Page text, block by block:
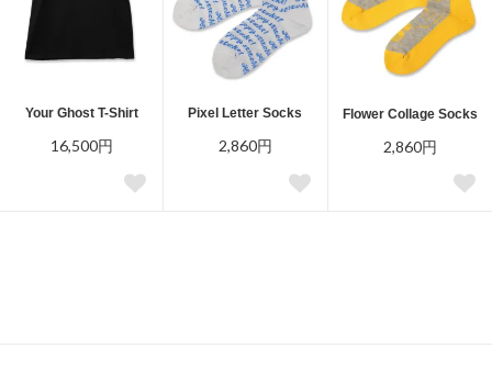
Your Ghost T-Shirt
16,500円
Pixel Letter Socks
2,860円
Flower Collage Socks
2,860円